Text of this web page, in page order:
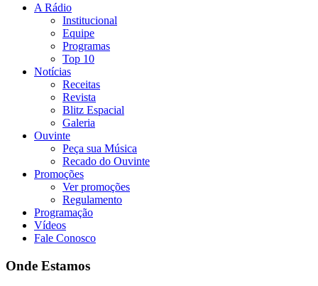
A Rádio
Institucional
Equipe
Programas
Top 10
Notícias
Receitas
Revista
Blitz Espacial
Galeria
Ouvinte
Peça sua Música
Recado do Ouvinte
Promoções
Ver promoções
Regulamento
Programação
Vídeos
Fale Conosco
Onde Estamos